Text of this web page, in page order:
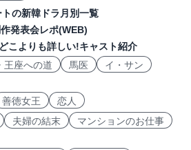
トの新韓ドラ月別一覧
発表会レポ(WEB)
どこよりも詳しい!キャスト紹介
王座への道 馬医
イ・サン
善徳女王
恋人
夫婦の結末
マンションのお仕事